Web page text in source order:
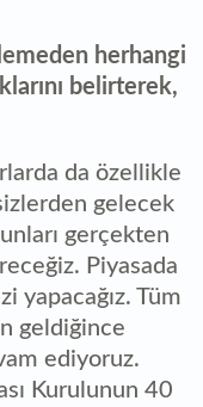
herhangi
belirterek,
da özellikle
gelecek
gerçekten
Piyasada
yapacağız. Tüm
geldiğince
ediyoruz.
Kurulunun 40